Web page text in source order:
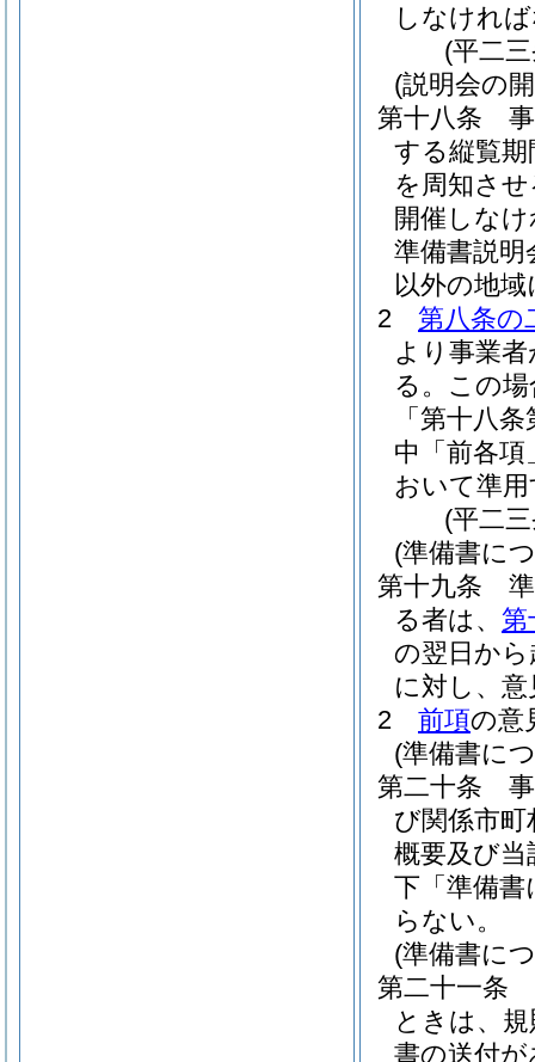
しなけれ
(平二
(説明会の
第十八条
する縦覧
を周知さ
開催しな
準備書説
以外の地
2
第八条の
より事業
る。 この
「第十八
中「前各
おいて準
(平二
(準備書に
第十九条
る者は、 第
の翌日か
に対し、
2
前項の意
(準備書に
第二十条
び関係市
概要及び
下「準備
らない。
(準備書に
第二十一条
ときは、
書の送付